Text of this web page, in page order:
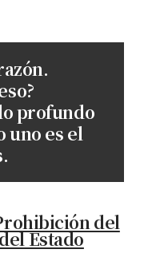
profundo
uno es el
del
Estado